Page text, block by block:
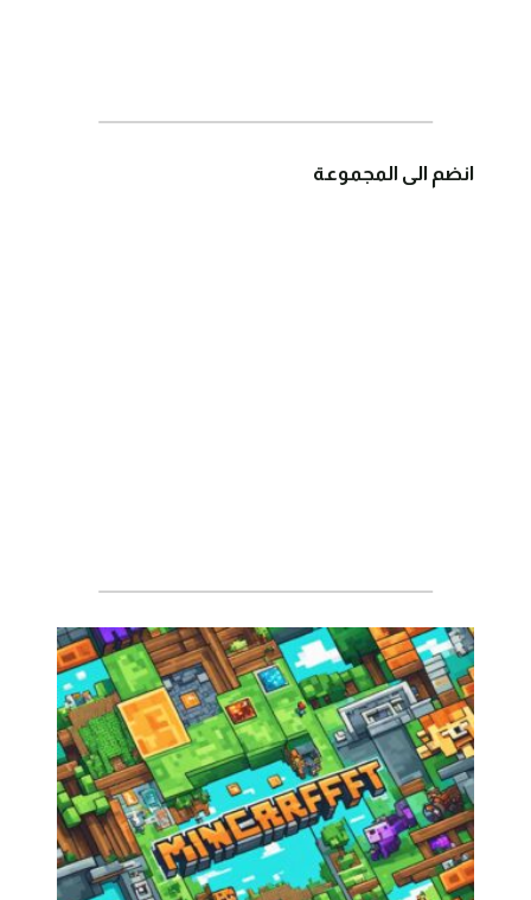
انضم الى المجموعة